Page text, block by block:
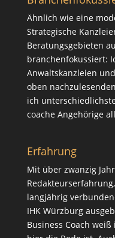
Ähnlich wie eine
Strategische
Beratungsgebieten
branchenfokussiert:
Anwaltskanzleien
oben
ich
coache Angehörige
Erfahrung
Mit über zwanzig
langjährig
IHK Würzburg
Business Coach